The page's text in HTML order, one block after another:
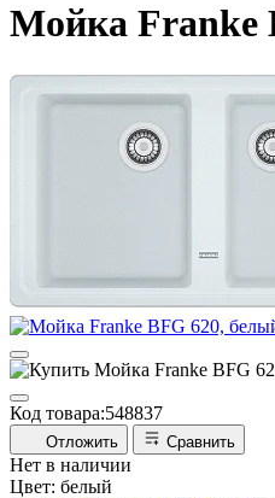
Мойка Franke
Код товара:548837
Отложить Сравнить
Нет в наличии
Цвет: белый